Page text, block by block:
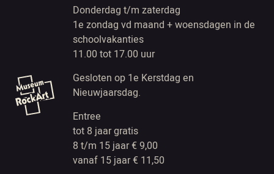
Donderdag t/m zaterdag
1e zondag vd maand + woensdagen in de
schoolvakanties
11.00 tot 17.00 uur
Gesloten op 1e Kerstdag en
Nieuwjaarsdag.
Entree
tot 8 jaar gratis
8 t/m 15 jaar € 9,00
vanaf 15 jaar € 11,50